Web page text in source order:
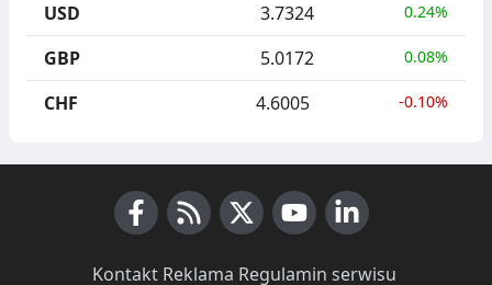
USD 3.7324 0.24%
GBP 5.0172 0.08%
CHF 4.6005 -0.10%
Kontakt· Reklama Regulamin serwisu